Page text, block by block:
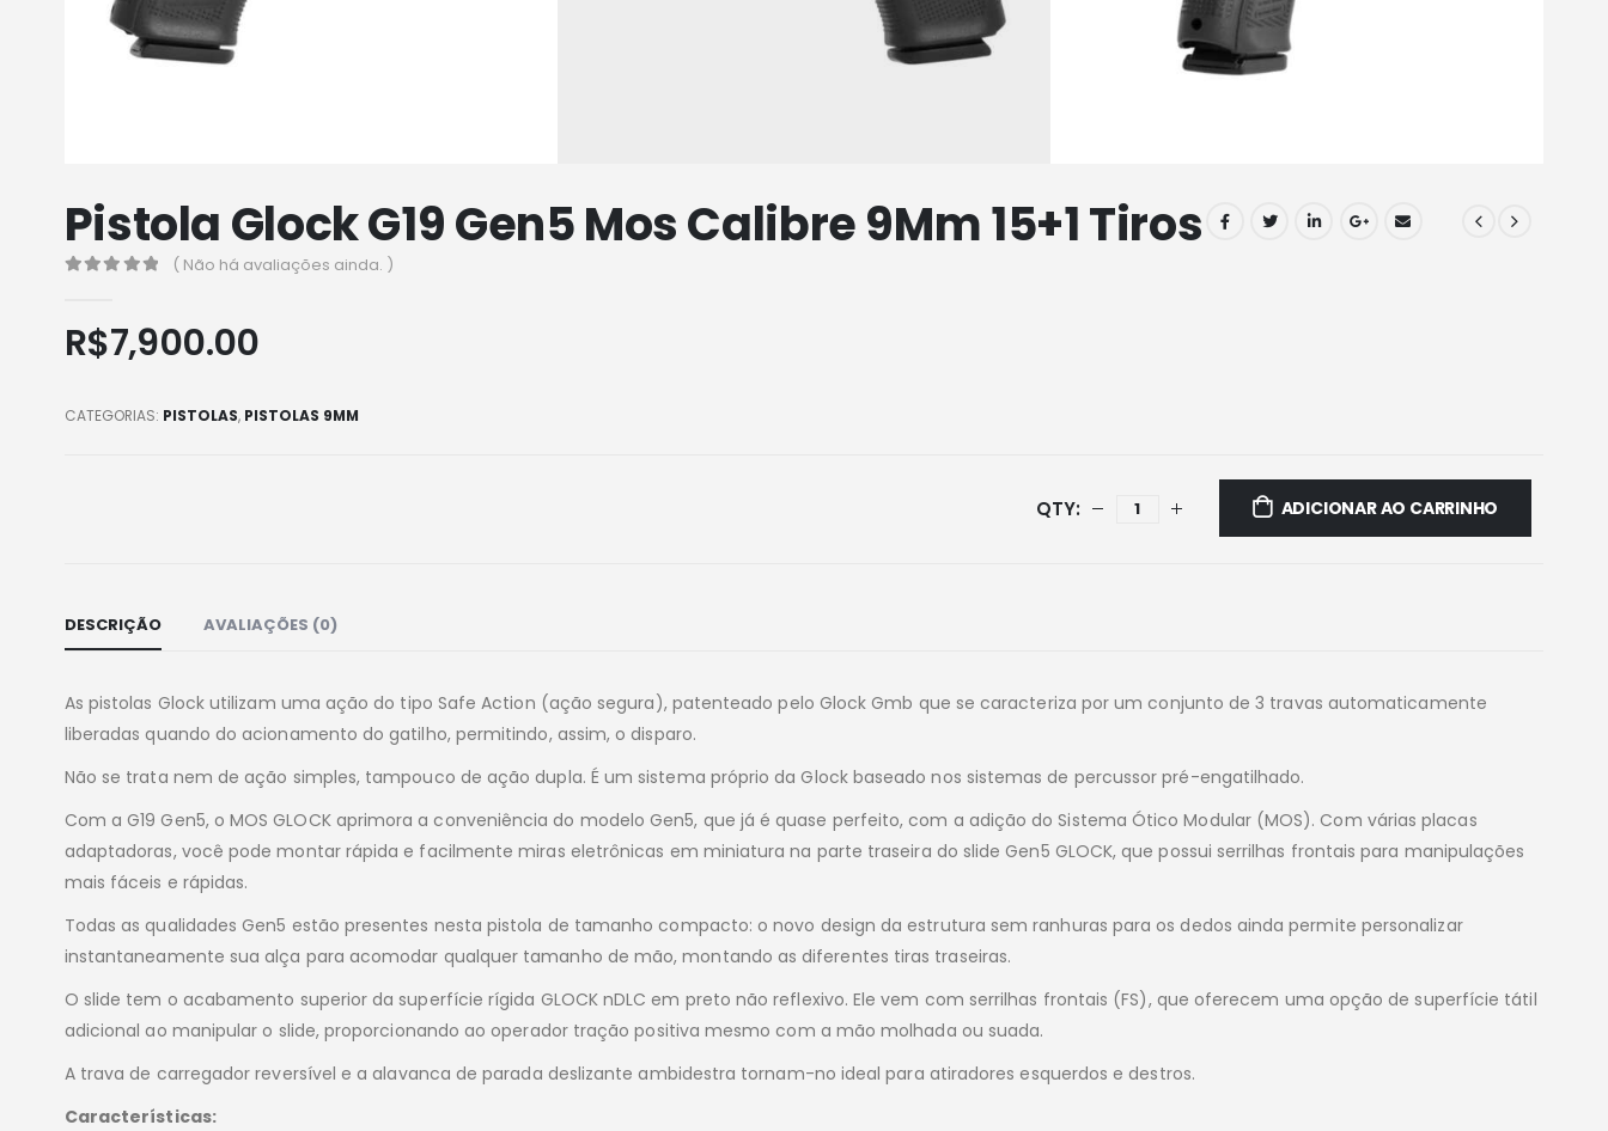
Pistola Glock G19 Gen5 Mos Calibre 9Mm 15+1 Tiros
( Não há avaliações ainda. )
R$7,900.00
CATEGORIAS: PISTOLAS, PISTOLAS 9MM
ADICIONAR AO CARRINHO
DESCRIÇÃO AVALIAÇÕES (0)
As pistolas Glock utilizam uma ação do tipo Safe Action (ação segura), patenteado pelo Glock Gmb que se caracteriza por um conjunto de 3 travas automaticamente
liberadas quando do acionamento do gatilho, permitindo, assim, o disparo.
Não se trata nem de ação simples, tampouco de ação dupla. É um sistema próprio da Glock baseado nos sistemas de percussor pré-engatilhado.
Com a G19 Gen5, o MOS GLOCK aprimora a conveniência do modelo Gen5, que já é quase perfeito, com a adição do Sistema Ótico Modular (MOS). Com várias placas
adaptadoras, você pode montar rápida e facilmente miras eletrônicas em miniatura na parte traseira do slide Gen5 GLOCK, que possui serrilhas frontais para manipulações
mais fáceis e rápidas.
Todas as qualidades Gen5 estão presentes nesta pistola de tamanho compacto: o novo design da estrutura sem ranhuras para os dedos ainda permite personalizar
instantaneamente sua alça para acomodar qualquer tamanho de mão, montando as diferentes tiras traseiras.
O slide tem o acabamento superior da superfície rígida GLOCK nDLC em preto não reflexivo. Ele vem com serrilhas frontais (FS), que oferecem uma opção de superfície tátil
adicional ao manipular o slide, proporcionando ao operador tração positiva mesmo com a mão molhada ou suada.
A trava de carregador reversível e a alavanca de parada deslizante ambidestra tornam-no ideal para atiradores esquerdos e destros.
Características: